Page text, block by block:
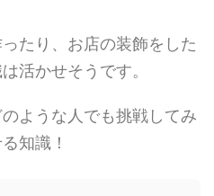
たり、お店の装飾をした
活かせそうです。
ような人でも挑戦してみ
知識！